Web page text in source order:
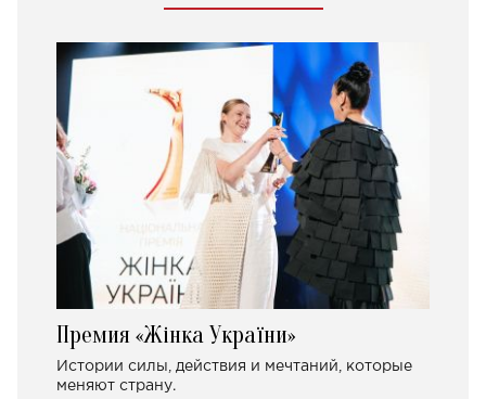
Премия «Жінка України»
Истории силы, действия и мечтаний, которые
меняют страну.